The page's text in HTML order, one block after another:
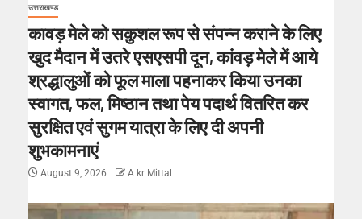
उत्तराखण्ड
कावड़ मेले को सकुशल रूप से संपन्न कराने के लिए
खुद मैदान में उतरे एसएसपी दून, कांवड़ मेले में आये
श्रद्धालुओं को फूल माला पहनाकर किया उनका
स्वागत, फल, मिष्ठान तथा पेय पदार्थ वितरित कर
सुरक्षित एवं सुगम यात्रा के लिए दी अपनी
शुभकामनाएं
August 9, 2026 A kr Mittal